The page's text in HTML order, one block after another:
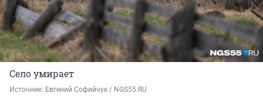
Село умирает
Источник: Евгений Софийчук / NGS55.RU